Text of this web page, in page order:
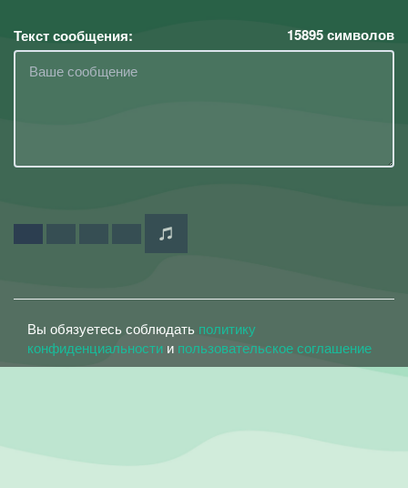
Текст сообщения: 15895символов
Вы обязуетесь соблюдать политику
конфиденциальности и пользовательское соглашение